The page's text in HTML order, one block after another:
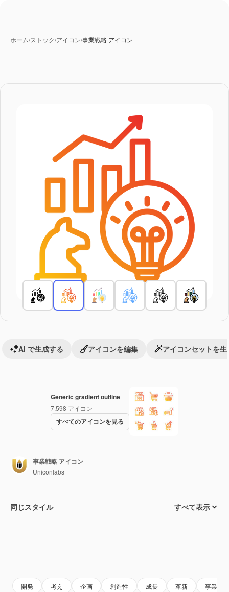
ホーム/ストック/アイコン/事業戦略 アイコン
Generic gradient outline
7,598 アイコン
すべてのアイコンを見る
AI で生成する アイコンを編集 アイコンセットを生
事業戦略 アイコン
Uniconlabs
同じスタイル すべて表示
開発 考え 企画 創造性 成長 革新 事業戦略